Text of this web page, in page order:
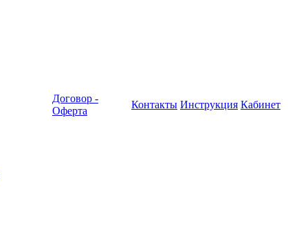
Договор -
Оферта
Контакты Инструкция Кабинет